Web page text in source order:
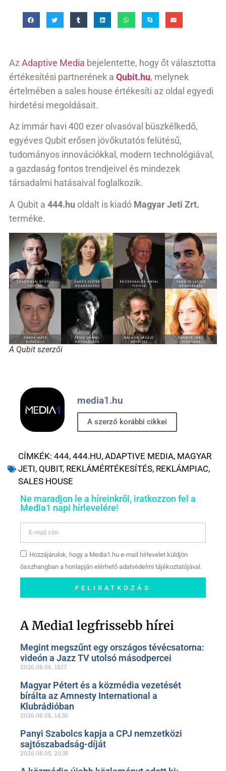
Az Adaptive Media bejelentette, hogy őt választotta
értékesítési partnerének a Qubit.hu, melynek
értelmében a sales house értékesíti az oldal egyedi
hirdetési megoldásait.
Az immár havi 400 ezer olvasóval büszkélkedő,
egyéves Qubit erősen jövőkutatós felütésű,
tudományos innovációkkal, modern technológiával,
a gazdaság fontos trendjeivel és mindezek
társadalmi hatásaival foglalkozik.
A Qubit a 444.hu oldalt is kiadó Magyar Jeti Zrt.
terméke.
A Qubit szerzői
media1.hu
A szerző korábbi cikkei
CÍMKÉK: 444, 444.HU, ADAPTIVE MEDIA, MAGYAR
JETI, QUBIT, REKLÁMÉRTÉKESÍTÉS, REKLÁMPIAC,
SALES HOUSE
Ne maradjon le a híreinkről, iratkozzon fel a
Media1 napi hírlevelére!
Hozzájárulok, hogy a Media1.hu e-mail hírlevelet küldjön
összhangban a honlapján elérhető adatvédelmi tájékoztatójával.
FELIRATKOZÁS
oldalunkon!
A Media1 legfrissebb hírei
Megint megszűnt egy országos tévécsatorna:
videón a Jazz TV utolsó másodpercei
2026.08.06. 15:17
Magyar Pétert és a közmédia vezetését
bírálta az Amnesty International a
Klubrádióban
2026.08.06. 14:30
Panyi Szabolcs kapja a CPJ nemzetközi
sajtószabadság-díját
2026.08.05. 20:35